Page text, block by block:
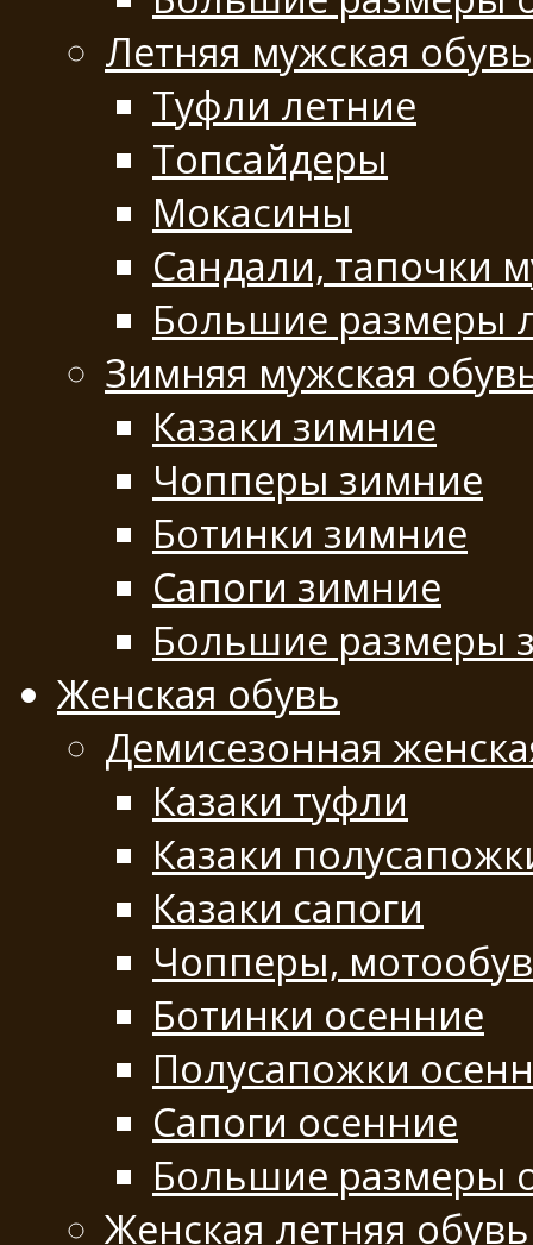
Летняя мужская обувь
Туфли летние
Топсайдеры
Мокасины
Сандали, тапочки
Большие размеры
Зимняя мужская
Казаки зимние
Чопперы зимние
Ботинки зимние
Сапоги зимние
Большие размеры
Женская обувь
Демисезонная
Казаки туфли
Казаки
Казаки сапоги
Чопперы,
Ботинки осенние
Полусапожки
Сапоги осенние
Большие размеры
Женская летняя обувь